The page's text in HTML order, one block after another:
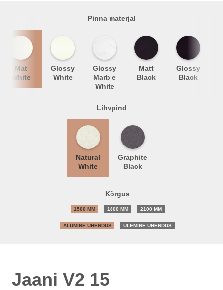
Pinna materjal
Mat
White
Glossy
White
Glossy
Marble
White
Matt
Black
Glossy
Black
Lihvpind
Natural
White
Graphite
Black
Kõrgus
1500 MM 1800 MM 2100 MM
ALUMINE ÜHENDUS ÜLEMINE ÜHENDUS
Jaani V2 15